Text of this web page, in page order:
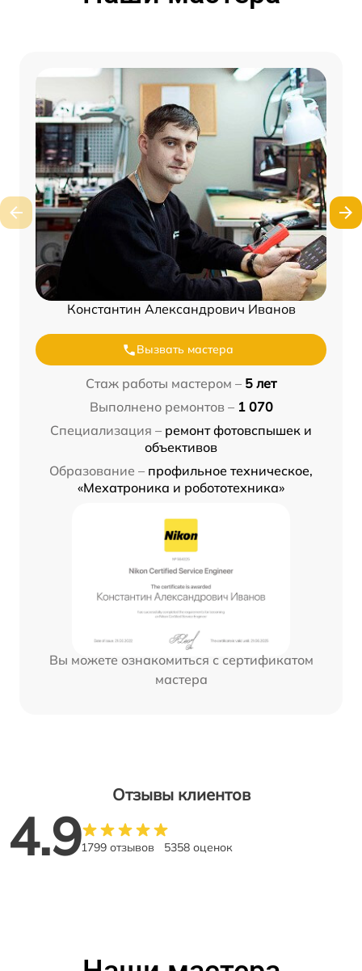
Константин Александрович Иванов
Вызвать мастера
Стаж работы мастером – 5 лет
Выполнено ремонтов – 1 070
Специализация – ремонт фотовспышек и
объективов
Образование – профильное техническое,
«Мехатроника и робототехника»
Вы можете ознакомиться с сертификатом
мастера
Отзывы клиентов
4.91799 отзывов 5358 оценок